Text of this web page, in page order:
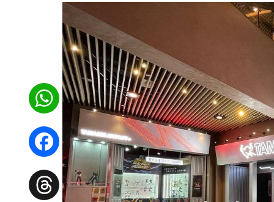
WhatsApp
Facebook